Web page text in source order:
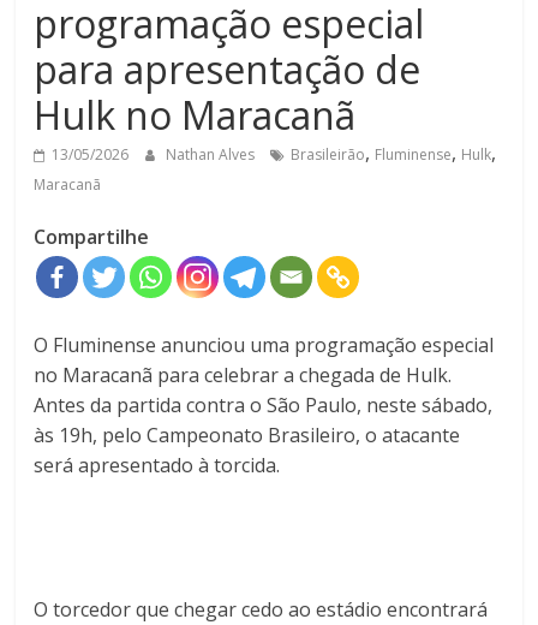
programação especial
para apresentação de
Hulk no Maracanã
13/05/2026 Nathan Alves Brasileirão, Fluminense, Hulk,
Maracanã
Compartilhe
O Fluminense anunciou uma programação especial
no Maracanã para celebrar a chegada de Hulk.
Antes da partida contra o São Paulo, neste sábado,
às 19h, pelo Campeonato Brasileiro, o atacante
será apresentado à torcida.
O torcedor que chegar cedo ao estádio encontrará